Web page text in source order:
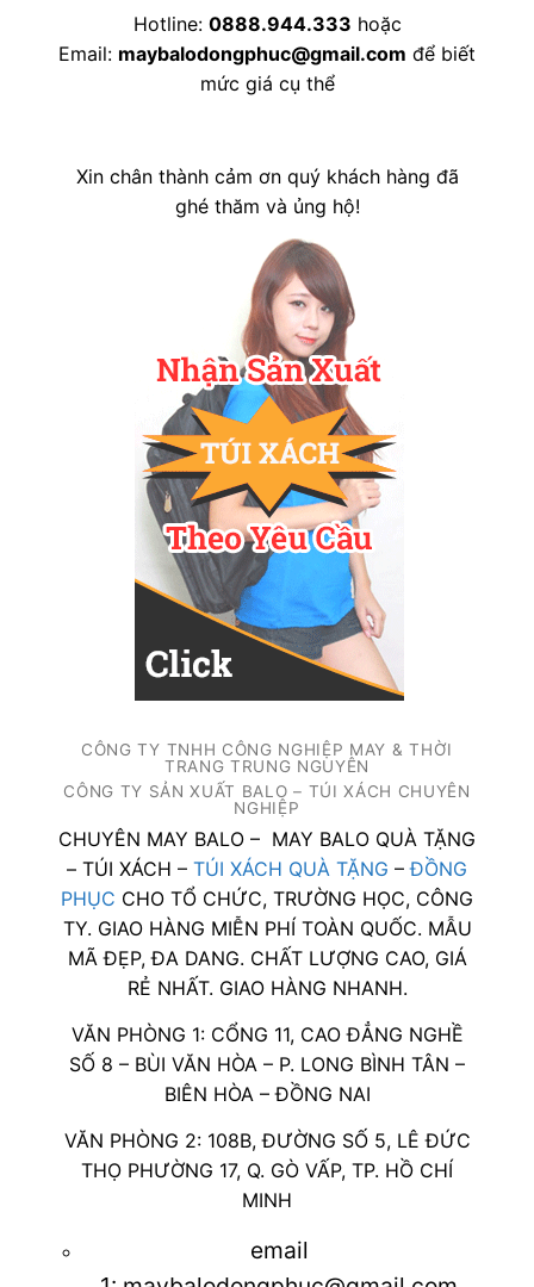
Hotline: 0888.944.333 hoặc
Email: maybalodongphuc@gmail.com để biết
mức giá cụ thể
Xin chân thành cảm ơn quý khách hàng đã
ghé thăm và ủng hộ!
CÔNG TY TNHH CÔNG NGHIỆP MAY & THỜI
TRANG TRUNG NGUYÊN
CÔNG TY SẢN XUẤT BALO – TÚI XÁCH CHUYÊN
NGHIỆP
CHUYÊN MAY BALO – MAY BALO QUÀ TẶNG
– TÚI XÁCH – TÚI XÁCH QUÀ TẶNG –ĐỒNG
PHỤC CHO TỔ CHỨC, TRƯỜNG HỌC, CÔNG
TY. GIAO HÀNG MIỄN PHÍ TOÀN QUỐC. MẪU
MÃ ĐẸP, ĐA DANG. CHẤT LƯỢNG CAO, GIÁ
RẺ NHẤT. GIAO HÀNG NHANH.
VĂN PHÒNG 1: CỔNG 11, CAO ĐẲNG NGHỀ
SỐ 8 – BÙI VĂN HÒA – P. LONG BÌNH TÂN –
BIÊN HÒA – ĐỒNG NAI
VĂN PHÒNG 2: 108B, ĐƯỜNG SỐ 5, LÊ ĐỨC
THỌ PHƯỜNG 17, Q. GÒ VẤP, TP. HỒ CHÍ
MINH
email